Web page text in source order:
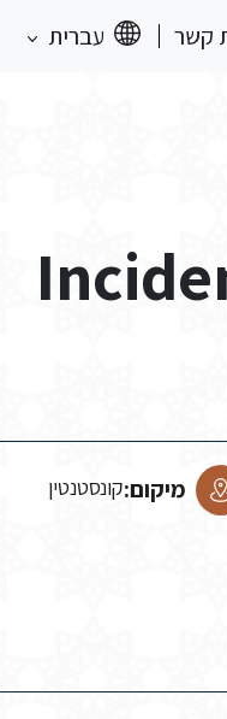
קשר עברית
מיקום:קונסטנטין